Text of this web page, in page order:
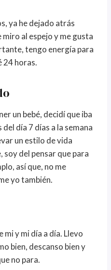
ya he dejado atrás
al espejo y me gusta
tengo energía para
24 horas.
un bebé, decidí que iba
día 7 días a la semana
un estilo de vida
del pensar que para
así que, no me
yo también.
y mi día a día. Llevo
bien, descanso bien y
no para.